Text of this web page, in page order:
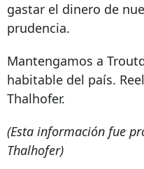
gastar el dinero de
prudencia.
Mantengamos a
habitable del país.
Thalhofer.
(Esta información fue
Thalhofer)